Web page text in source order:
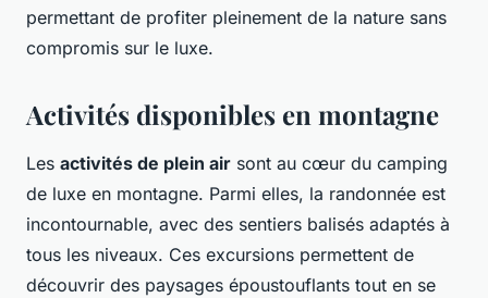
permettant de profiter pleinement de la nature sans
compromis sur le luxe.
Activités disponibles en montagne
Les activités de plein air sont au cœur du camping
de luxe en montagne. Parmi elles, la randonnée est
incontournable, avec des sentiers balisés adaptés à
tous les niveaux. Ces excursions permettent de
découvrir des paysages époustouflants tout en se